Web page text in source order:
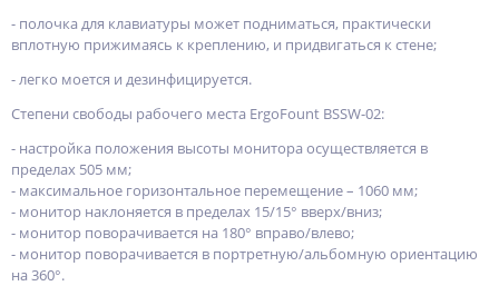
- полочка для клавиатуры может подниматься, практически
вплотную прижимаясь к креплению, и придвигаться к стене;
- легко моется и дезинфицируется.
Степени свободы рабочего места ErgoFount BSSW-02:
- настройка положения высоты монитора осуществляется в
пределах 505 мм;
- максимальное горизонтальное перемещение – 1060 мм;
- монитор наклоняется в пределах 15/15° вверх/вниз;
- монитор поворачивается на 180° вправо/влево;
- монитор поворачивается в портретную/альбомную ориентацию
на 360°.